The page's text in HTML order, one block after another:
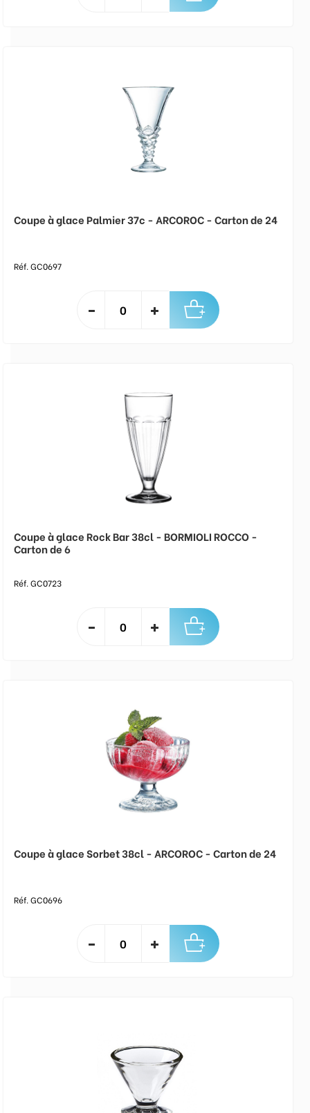
Coupe à glace Palmier 37c - ARCOROC - Carton de 24
Réf. GC0697
Coupe à glace Rock Bar 38cl - BORMIOLI ROCCO -
Carton de 6
Réf. GC0723
Coupe à glace Sorbet 38cl - ARCOROC - Carton de 24
Réf. GC0696